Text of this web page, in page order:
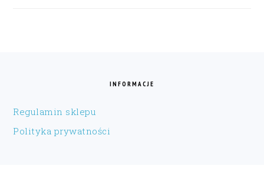
INFORMACJE
Regulamin sklepu
Polityka prywatności